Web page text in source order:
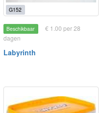
G152
Beschikbaar
€ 1.00 per 28
dagen
Labyrinth